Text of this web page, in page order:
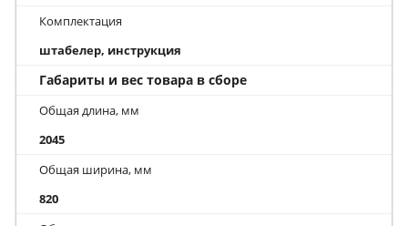
Комплектация
штабелер, инструкция
Габариты и вес товара в сборе
Общая длина, мм
2045
Общая ширина, мм
820